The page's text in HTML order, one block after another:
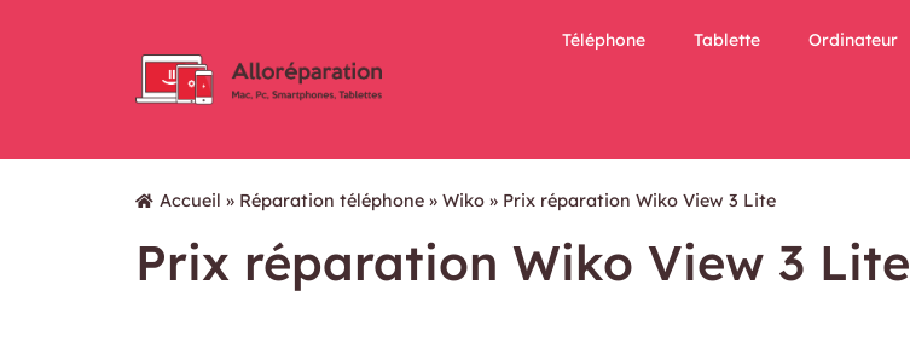
Téléphone Tablette Ordinateur
Accueil » Réparation téléphone » Wiko » Prix réparation Wiko View 3 Lite
Prix réparation Wiko View 3 Lite